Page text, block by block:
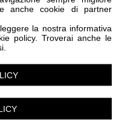
anche cookie di partner
la nostra informativa
policy. Troverai anche le